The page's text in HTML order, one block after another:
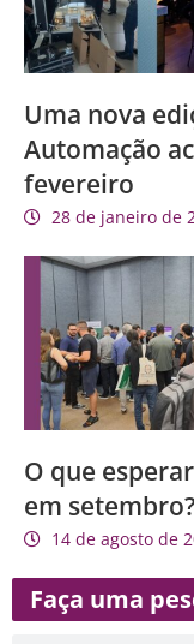
Uma nova
Automação
fevereiro
28 de janeiro de
O que
em setembro?
14 de agosto de
Faça uma